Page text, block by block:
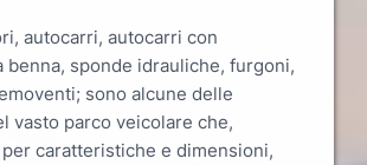
autocarri, autocarri con
benna, sponde idrauliche, furgoni,
sono alcune delle
vasto parco veicolare che,
caratteristiche e dimensioni,